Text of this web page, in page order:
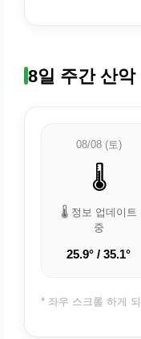
8일 주간 산악
08/08 (토)
🌡️
🌡️ 정보 업데이트
중
25.9° / 35.1°
* 좌우 스크롤 하게